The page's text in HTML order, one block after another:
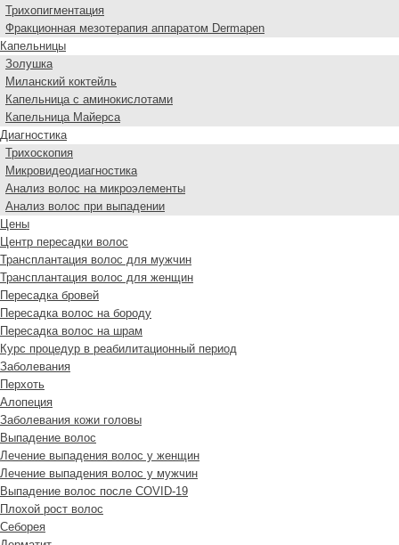
Трихопигментация
Фракционная мезотерапия аппаратом Dermapen
Капельницы
Золушка
Миланский коктейль
Капельница с аминокислотами
Капельница Майерса
Диагностика
Трихоскопия
Микровидеодиагностика
Анализ волос на микроэлементы
Анализ волос при выпадении
Цены
Центр пересадки волос
Трансплантация волос для мужчин
Трансплантация волос для женщин
Пересадка бровей
Пересадка волос на бороду
Пересадка волос на шрам
Курс процедур в реабилитационный период
Заболевания
Перхоть
Алопеция
Заболевания кожи головы
Выпадение волос
Лечение выпадения волос у женщин
Лечение выпадения волос у мужчин
Выпадение волос после COVID-19
Плохой рост волос
Cеборея